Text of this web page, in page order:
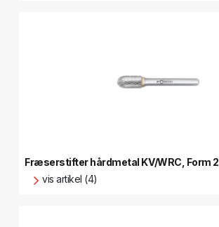
Fræserstifter hårdmetal KV/WRC, Form 2
vis artikel (4)